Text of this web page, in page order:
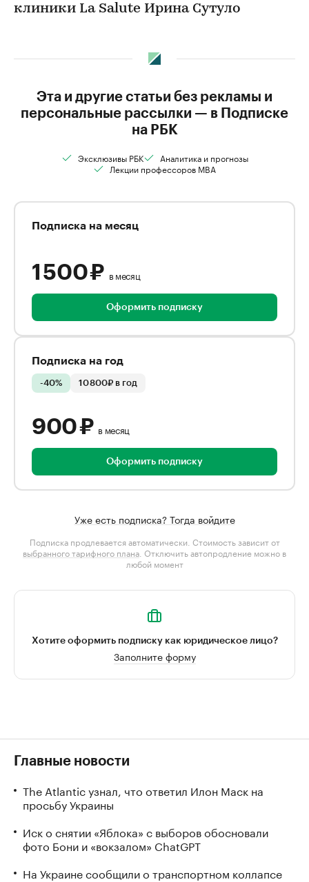
клиники La Salute Ирина Сутуло
Эта и другие статьи без рекламы и
персональные рассылки — в Подписке
на РБК
Эксклюзивы РБК
Аналитика и прогнозы
Лекции профессоров MBA
Подписка на месяц
1 500 ₽ в месяц
Оформить подписку
Подписка на год
-40% 10 800₽ в год
900 ₽ в месяц
Оформить подписку
Уже есть подписка? Тогда войдите
Подписка продлевается автоматически. Стоимость зависит от
выбранного тарифного плана . Отключить автопродление можно в
любой момент
Хотите оформить подписку как юридическое лицо?
Заполните форму
Главные новости
The Atlantic узнал, что ответил Илон Маск на
просьбу Украины
Иск о снятии «Яблока» с выборов обосновали
фото Бони и «вокзалом» ChatGPT
На Украине сообщили о транспортном коллапсе